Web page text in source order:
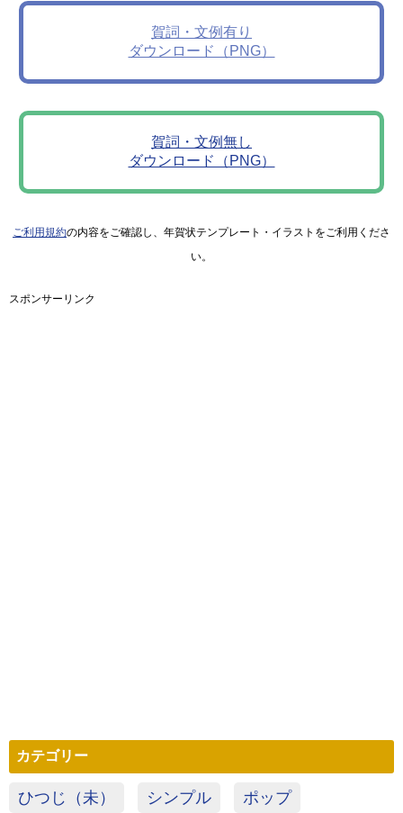
賀詞・文例有り
ダウンロード（PNG）
賀詞・文例無し
ダウンロード（PNG）
ご利用規約の内容をご確認し、年賀状テンプレート・イラストをご利用くださ
い。
スポンサーリンク
カテゴリー
ひつじ（未） シンプル ポップ